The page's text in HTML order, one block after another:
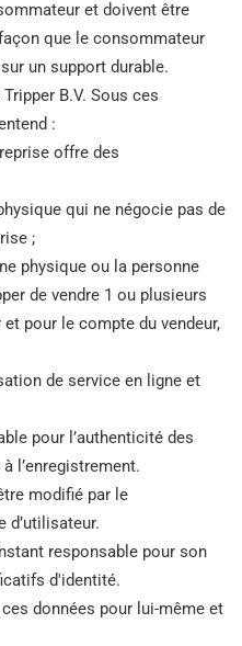
et doivent être
que le consommateur
un support durable.
B.V. Sous ces
:
offre des
qui ne négocie pas de
;
physique ou la personne
de vendre 1 ou plusieurs
pour le compte du vendeur,
de service en ligne et
pour l’authenticité des
l’enregistrement.
modifié par le
d’utilisateur.
responsable pour son
d'identité.
données pour lui-même et